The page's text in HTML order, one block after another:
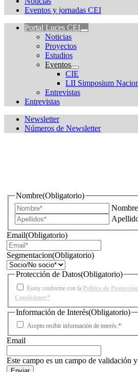
Eventos y jornadas CEI
Portal Luces CEI
Noticias
Proyectos
Estudios
Eventos
CIE
LII Simposium
Entrevistas
Entrevistas
Newsletter
Números de Newsletter
Nombre(Obligatorio)
Nombre
Email(Obligatorio)
Segmentacion(Obligatorio)
Protección de Datos(Obligatorio)
Estoy conforme con la Política de
Condiciones*
Información de Interés(Obligatorio)
Acepto recibir información de interés.*
Email
Este campo es un campo de validación